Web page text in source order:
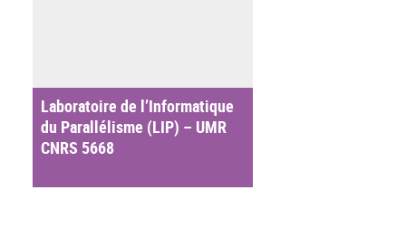
Laboratoire de l’Informatique
du Parallélisme (LIP) – UMR
CNRS 5668